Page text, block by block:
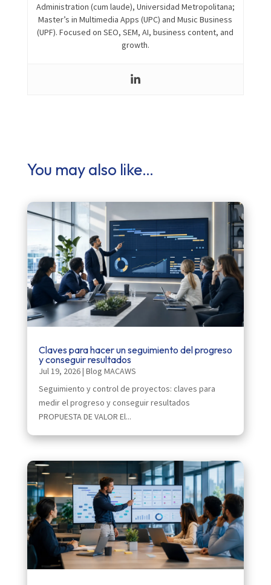
Administration (cum laude), Universidad Metropolitana;
Master’s in Multimedia Apps (UPC) and Music Business
(UPF). Focused on SEO, SEM, AI, business content, and
growth.
You may also like…
Claves para hacer un seguimiento del progreso
y conseguir resultados
Jul 19, 2026| Blog MACAWS
Seguimiento y control de proyectos: claves para
medir el progreso y conseguir resultados
PROPUESTA DE VALOR El...